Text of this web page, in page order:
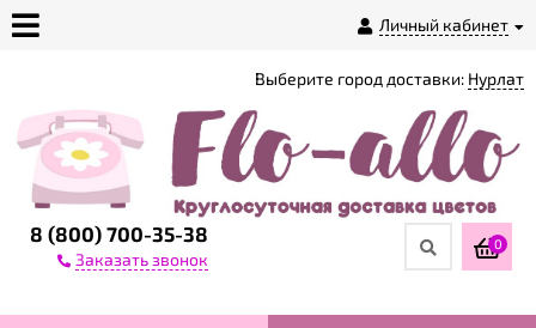
Личный кабинет
магазине
Доставка
8 (800) 700-35-38
Заказать звонок
Выберите город доставки: Нурлат
0